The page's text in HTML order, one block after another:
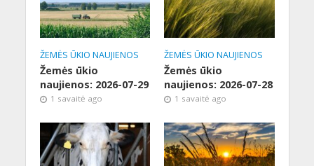
ŽEMĖS ŪKIO NAUJIENOS
Žemės ūkio
naujienos: 2026-07-29
1 savaitė ago
ŽEMĖS ŪKIO NAUJIENOS
Žemės ūkio
naujienos: 2026-07-28
1 savaitė ago